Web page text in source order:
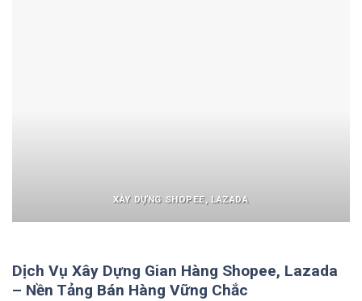
XÂY DỰNG SHOPEE, LAZADA
Dịch Vụ Xây Dựng Gian Hàng Shopee, Lazada
– Nền Tảng Bán Hàng Vững Chắc